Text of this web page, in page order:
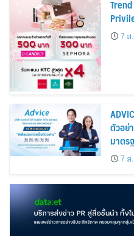
7 ส
ตัวอย่
มาตร
7 ส